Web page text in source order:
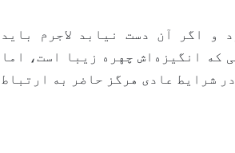
و اگر آن دست نیابد لاجرم باید
که انگیزه‌اش چهره زیبا است، اما
شرایط عادی هرگز حاضر به ارتباط